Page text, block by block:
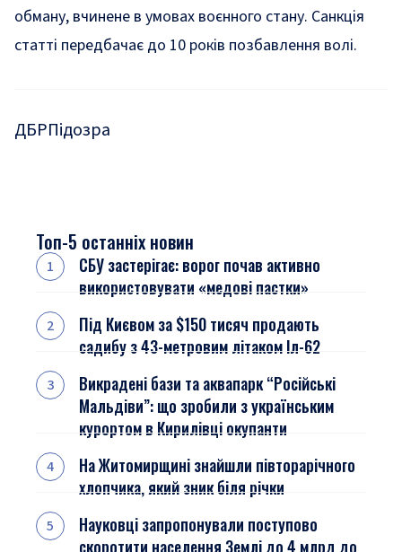
обману, вчинене в умовах воєнного стану. Санкція
статті передбачає до 10 років позбавлення волі.
ДБРПідозра
Топ-5 останніх новин
СБУ застерігає: ворог почав активно
використовувати «медові пастки»
Під Києвом за $150 тисяч продають
садибу з 43-метровим літаком Іл-62
Викрадені бази та аквапарк “Російські
Мальдіви”: що зробили з українським
курортом в Кирилівці окупанти
На Житомирщині знайшли півторарічного
хлопчика, який зник біля річки
Науковці запропонували поступово
скоротити населення Землі до 4 млрд до